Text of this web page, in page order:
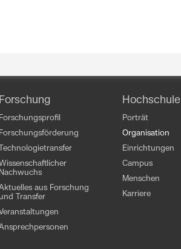
Forschung
Forschungsprofil
Forschungsförderung
Technologietransfer
Wissenschaftlicher
Nachwuchs
aus Forschung
und Transfer
Veranstaltungen
Hochschule
Porträt
Organisation
Einrichtungen
Campus
Menschen
Karriere